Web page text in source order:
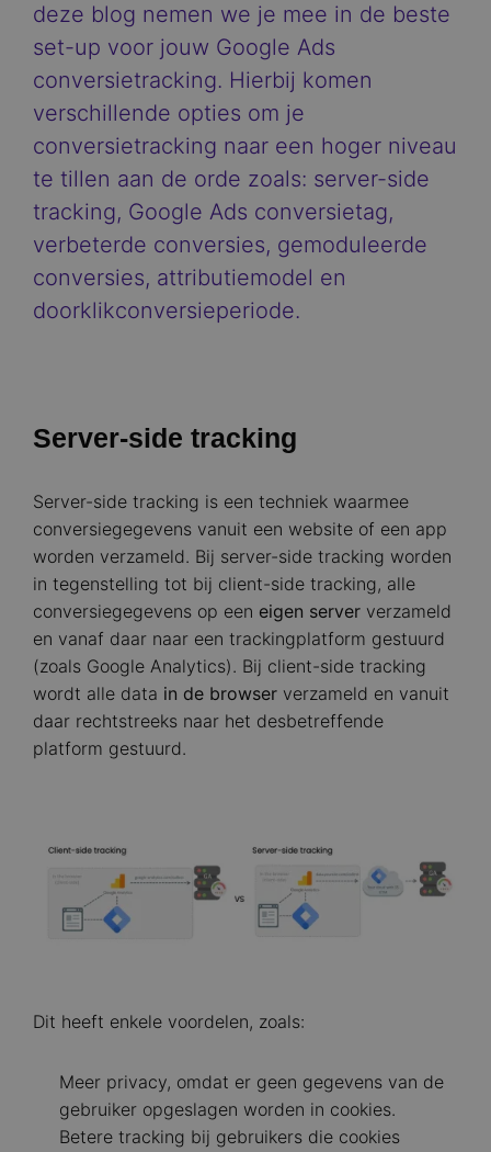
deze blog nemen we je mee in de beste
set-up voor jouw Google Ads
conversietracking. Hierbij komen
verschillende opties om je
conversietracking naar een hoger niveau
te tillen aan de orde zoals: server-side
tracking, Google Ads conversietag,
verbeterde conversies, gemoduleerde
conversies, attributiemodel en
doorklikconversieperiode.
Server-side tracking
Server-side tracking is een techniek waarmee
conversiegegevens vanuit een website of een app
worden verzameld. Bij server-side tracking worden
in tegenstelling tot bij client-side tracking, alle
conversiegegevens op een eigen server verzameld
en vanaf daar naar een trackingplatform gestuurd
(zoals Google Analytics). Bij client-side tracking
wordt alle data in de browser verzameld en vanuit
daar rechtstreeks naar het desbetreffende
platform gestuurd.
Dit heeft enkele voordelen, zoals:
Meer privacy, omdat er geen gegevens van de
gebruiker opgeslagen worden in cookies.
Betere tracking bij gebruikers die cookies